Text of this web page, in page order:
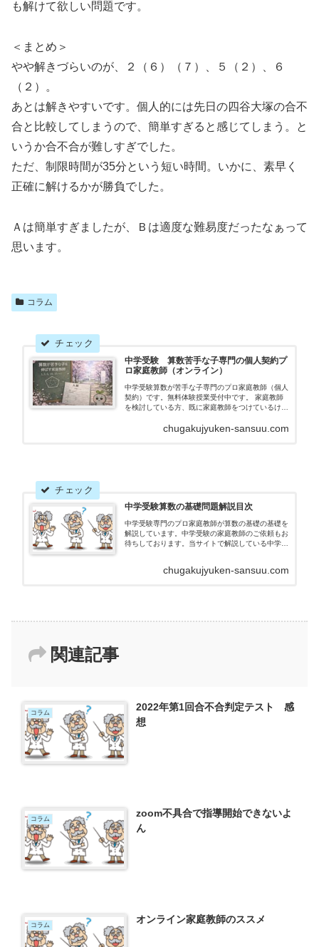
も解けて欲しい問題です。
＜まとめ＞
やや解きづらいのが、２（６）（７）、５（２）、６
（２）。
あとは解きやすいです。個人的には先日の四谷大塚の合不
合と比較してしまうので、簡単すぎると感じてしまう。と
いうか合不合が難しすぎでした。
ただ、制限時間が35分という短い時間。いかに、素早く
正確に解けるかが勝負でした。
Ａは簡単すぎましたが、Ｂは適度な難易度だったなぁって
思います。
コラム
中学受験 算数苦手な子専門の個人契約プ
ロ家庭教師（オンライン）
中学受験算数が苦手な子専門のプロ家庭教師（個人
契約）です。無料体験授業受付中です。 家庭教師
を検討している方、既に家庭教師をつけているけれ
ます。丸暗記に頼らず正しく理解することで、少し
chugakujyuken-sansuu.com
中学受験算数の基礎問題解説目次
中学受験専門のプロ家庭教師が算数の基礎の基礎を
解説しています。中学受験の家庭教師のご依頼もお
待ちしております。当サイトで解説している中学受
プリントも...chugakujyuken-sansuu.com
関連記事
コラム
2022年第1回合不合判定テスト 感
想
コラム
zoom不具合で指導開始できないよ
ん
コラム オンライン家庭教師のススメ